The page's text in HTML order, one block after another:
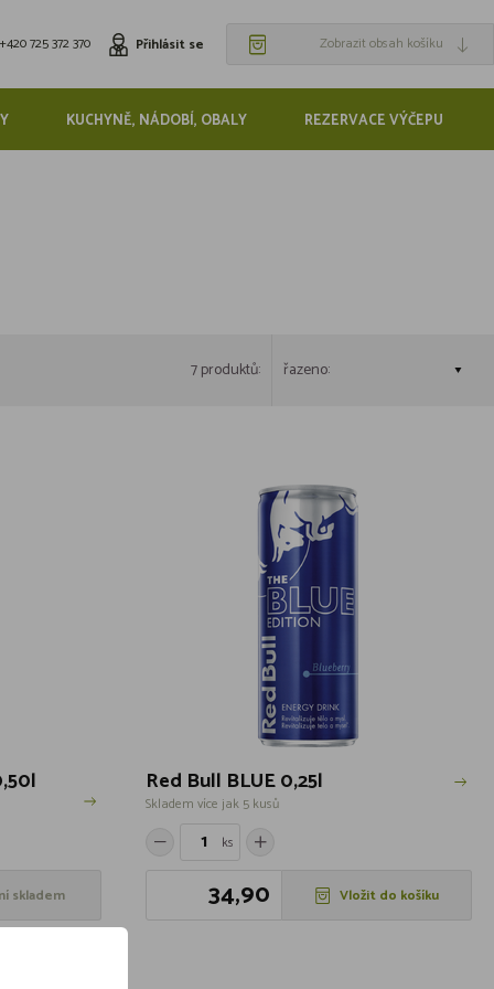
+420 725 372 370 Přihlásit se Zobrazit obsah košíku
KUCHYNĚ, NÁDOBÍ, OBALY REZERVACE VÝČEPU
7 produktů: řazeno:
skladem
Red Bull BLUE 0,25l
Skladem více jak 5 kusů
ks
34,90 Vložit do košíku